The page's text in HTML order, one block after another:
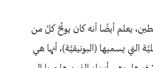
يعلم أيضًا أنه كان يوبِّخ كلَّ من
التي يسميها (البونيقيَّة)، أنها هي